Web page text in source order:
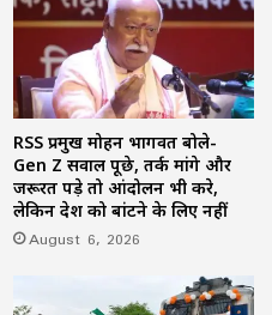
RSS प्रमुख मोहन भागवत बोले-
Gen Z सवाल पूछे, तर्क मांगे और
जरूरत पड़े तो आंदोलन भी करे,
लेकिन देश को बांटने के लिए नहीं
August 6, 2026